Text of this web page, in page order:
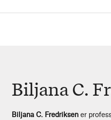
Biljana C.
Biljana C. Fredriksen er